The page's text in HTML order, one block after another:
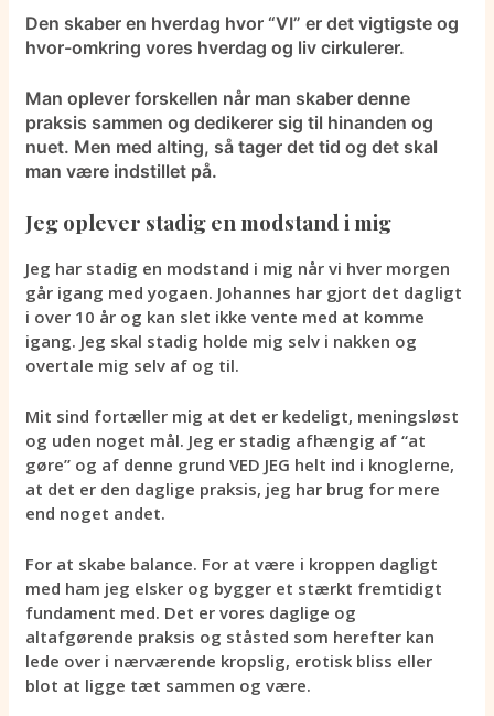
Den skaber en hverdag hvor “VI” er det vigtigste og
hvor-omkring vores hverdag og liv cirkulerer.
Man oplever forskellen når man skaber denne
praksis sammen og dedikerer sig til hinanden og
nuet. Men med alting, så tager det tid og det skal
man være indstillet på.
Jeg oplever stadig en modstand i mig
Jeg har stadig en modstand i mig når vi hver morgen
går igang med yogaen. Johannes har gjort det dagligt
i over 10 år og kan slet ikke vente med at komme
igang. Jeg skal stadig holde mig selv i nakken og
overtale mig selv af og til.
Mit sind fortæller mig at det er kedeligt, meningsløst
og uden noget mål. Jeg er stadig afhængig af “at
gøre” og af denne grund VED JEG helt ind i knoglerne,
at det er den daglige praksis, jeg har brug for mere
end noget andet.
For at skabe balance. For at være i kroppen dagligt
med ham jeg elsker og bygger et stærkt fremtidigt
fundament med. Det er vores daglige og
altafgørende praksis og ståsted som herefter kan
lede over i nærværende kropslig, erotisk bliss eller
blot at ligge tæt sammen og være.